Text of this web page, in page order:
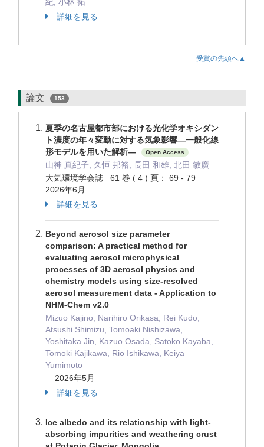
詳細を見る
受賞の先頭へ▲
論文 153
夏季の名古屋都市部における光化学オキシダン
ト濃度の年々変動に対する気象影響―一般化線
形モデルを用いた解析―
Open Access
山神 真紀子, 久恒 邦裕, 長田 和雄, 北田 敏廣
大気環境学会誌 61 巻 ( 4 ) 頁： 69 - 79
2026年6月
詳細を見る
Beyond aerosol size parameter
comparison: A practical method for
evaluating aerosol microphysical
processes of 3D aerosol physics and
chemistry models using size-resolved
aerosol measurement data - Application to
NHM-Chem v2.0
Mizuo Kajino, Narihiro Orikasa, Rei Kudo,
Atsushi Shimizu, Tomoaki Nishizawa,
Yoshitaka Jin, Kazuo Osada, Satoko Kayaba,
Tomoki Kajikawa, Rio Ishikawa, Keiya
Yumimoto
2026年5月
詳細を見る
Ice albedo and its relationship with light-
absorbing impurities and weathering crust